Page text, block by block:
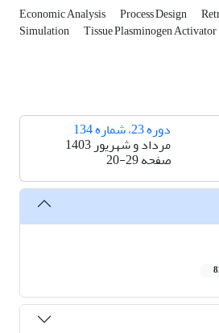
Economic Analysis Process Design
Simulation Tissue Plasminogen Activator
دوره 23، شماره 134
مرداد و شهریور 1403
صفحه20-29